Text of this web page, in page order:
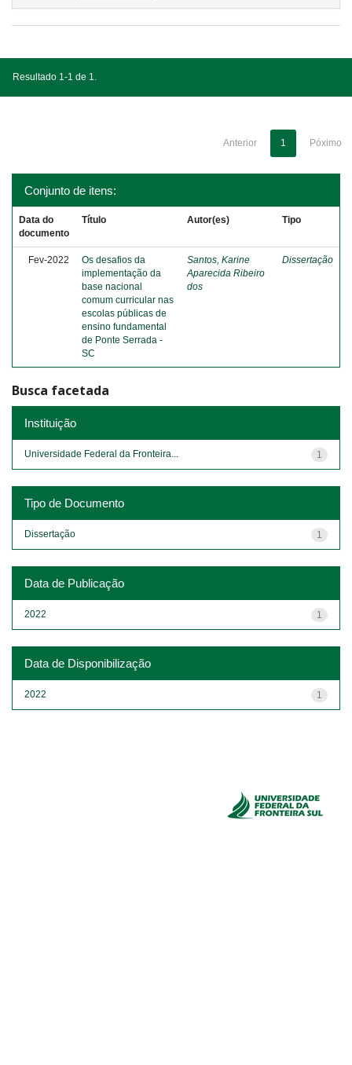
Resultado 1-1 de 1.
Anterior 1 Póximo
Conjunto de itens:
Data do
documento
Título Autor(es) Tipo
Fev-2022
Os desafios da
implementação da
base nacional
comum curricular nas
escolas públicas de
ensino fundamental
de Ponte Serrada -
SC
Santos, Karine
Aparecida Ribeiro
dos
Dissertação
Busca facetada
Instituição
1
Universidade Federal da Fronteira...
Tipo de Documento
1
Dissertação
Data de Publicação
1
2022
Data de Disponibilização
1
2022